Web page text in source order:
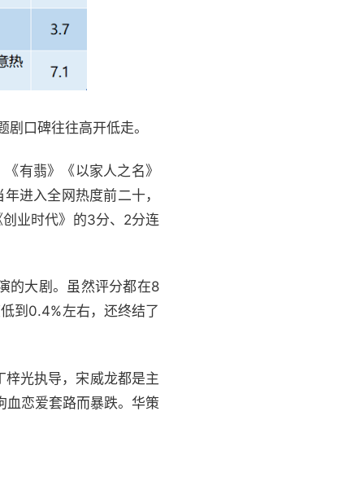
口碑往往高开低走。
有翡》《以家人之名》
进入全网热度前二十，
业时代》的3分、2分连
的大剧。虽然评分都在8
到0.4%左右，还终结了
光执导，宋威龙都是主
血恋爱套路而暴跌。华策